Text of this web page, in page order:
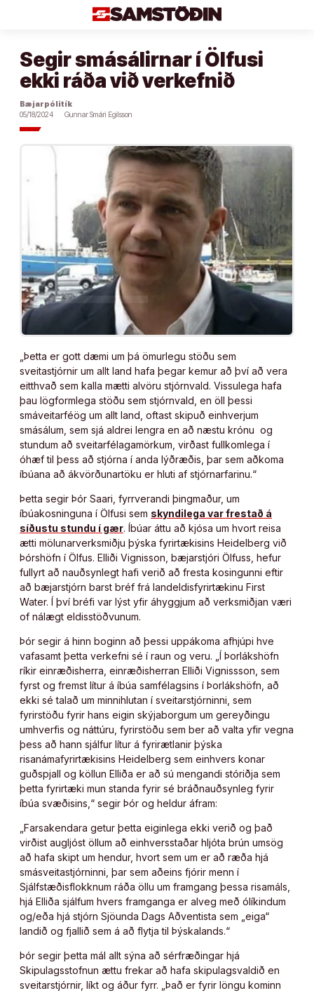
Segir smásálirnar í Ölfusi
ekki ráða við verkefnið
Bæjarpólitík
05/18/2024
Gunnar Smári Egilsson
„Þetta er gott dæmi um þá ömurlegu stöðu sem
sveitastjórnir um allt land hafa þegar kemur að því að vera
eitthvað sem kalla mætti alvöru stjórnvald. Vissulega hafa
þau lögformlega stöðu sem stjórnvald, en öll þessi
smáveitarféög um allt land, oftast skipuð einhverjum
smásálum, sem sjá aldrei lengra en að næstu krónu og
stundum að sveitarfélagamörkum, virðast fullkomlega í
óhæf til þess að stjórna í anda lýðræðis, þar sem aðkoma
íbúana að ákvörðunartöku er hluti af stjórnarfarinu.“
Þetta segir Þór Saari, fyrrverandi þingmaður, um
íbúakosninguna í Ölfusi sem skyndilega var frestað á
síðustu stundu í gær. Íbúar áttu að kjósa um hvort reisa
ætti mölunarverksmiðju þýska fyrirtækisins Heidelberg við
Þórshöfn í Ölfus. Elliði Vignisson, bæjarstjóri Ölfuss, hefur
fullyrt að nauðsynlegt hafi verið að fresta kosingunni eftir
að bæjarstjórn barst bréf frá landeldisfyrirtækinu First
Water. Í því bréfi var lýst yfir áhyggjum að verksmiðjan væri
of nálægt eldisstöðvunum.
Þór segir á hinn boginn að þessi uppákoma afhjúpi hve
vafasamt þetta verkefni sé í raun og veru. „Í Þorlákshöfn
ríkir einræðisherra, einræðisherran Elliði Vignissson, sem
fyrst og fremst lítur á íbúa samfélagsins í Þorlákshöfn, að
ekki sé talað um minnihlutan í sveitarstjórninni, sem
fyrirstöðu fyrir hans eigin skýjaborgum um gereyðingu
umhverfis og náttúru, fyrirstöðu sem ber að valta yfir vegna
þess að hann sjálfur lítur á fyrirætlanir þýska
risanámafyrirtækisins Heidelberg sem einhvers konar
guðspjall og köllun Elliða er að sú mengandi stóriðja sem
þetta fyrirtæki mun standa fyrir sé bráðnauðsynleg fyrir
íbúa svæðisins,“ segir Þór og heldur áfram:
„Farsakendara getur þetta eiginlega ekki verið og það
virðist augljóst öllum að einhversstaðar hljóta brún umsög
að hafa skipt um hendur, hvort sem um er að ræða hjá
smásveitastjórninni, þar sem aðeins fjórir menn í
Sjálfstæðisflokknum ráða öllu um framgang þessa risamáls,
hjá Elliða sjálfum hvers framganga er alveg með ólíkindum
og/eða hjá stjórn Sjöunda Dags Aðventista sem „eiga“
landið og fjallið sem á að flytja til Þýskalands.“
Þór segir þetta mál allt sýna að sérfræðingar hjá
Skipulagsstofnun ættu frekar að hafa skipulagsvaldið en
sveitarstjórnir, líkt og áður fyrr. „Það er fyrir löngu kominn